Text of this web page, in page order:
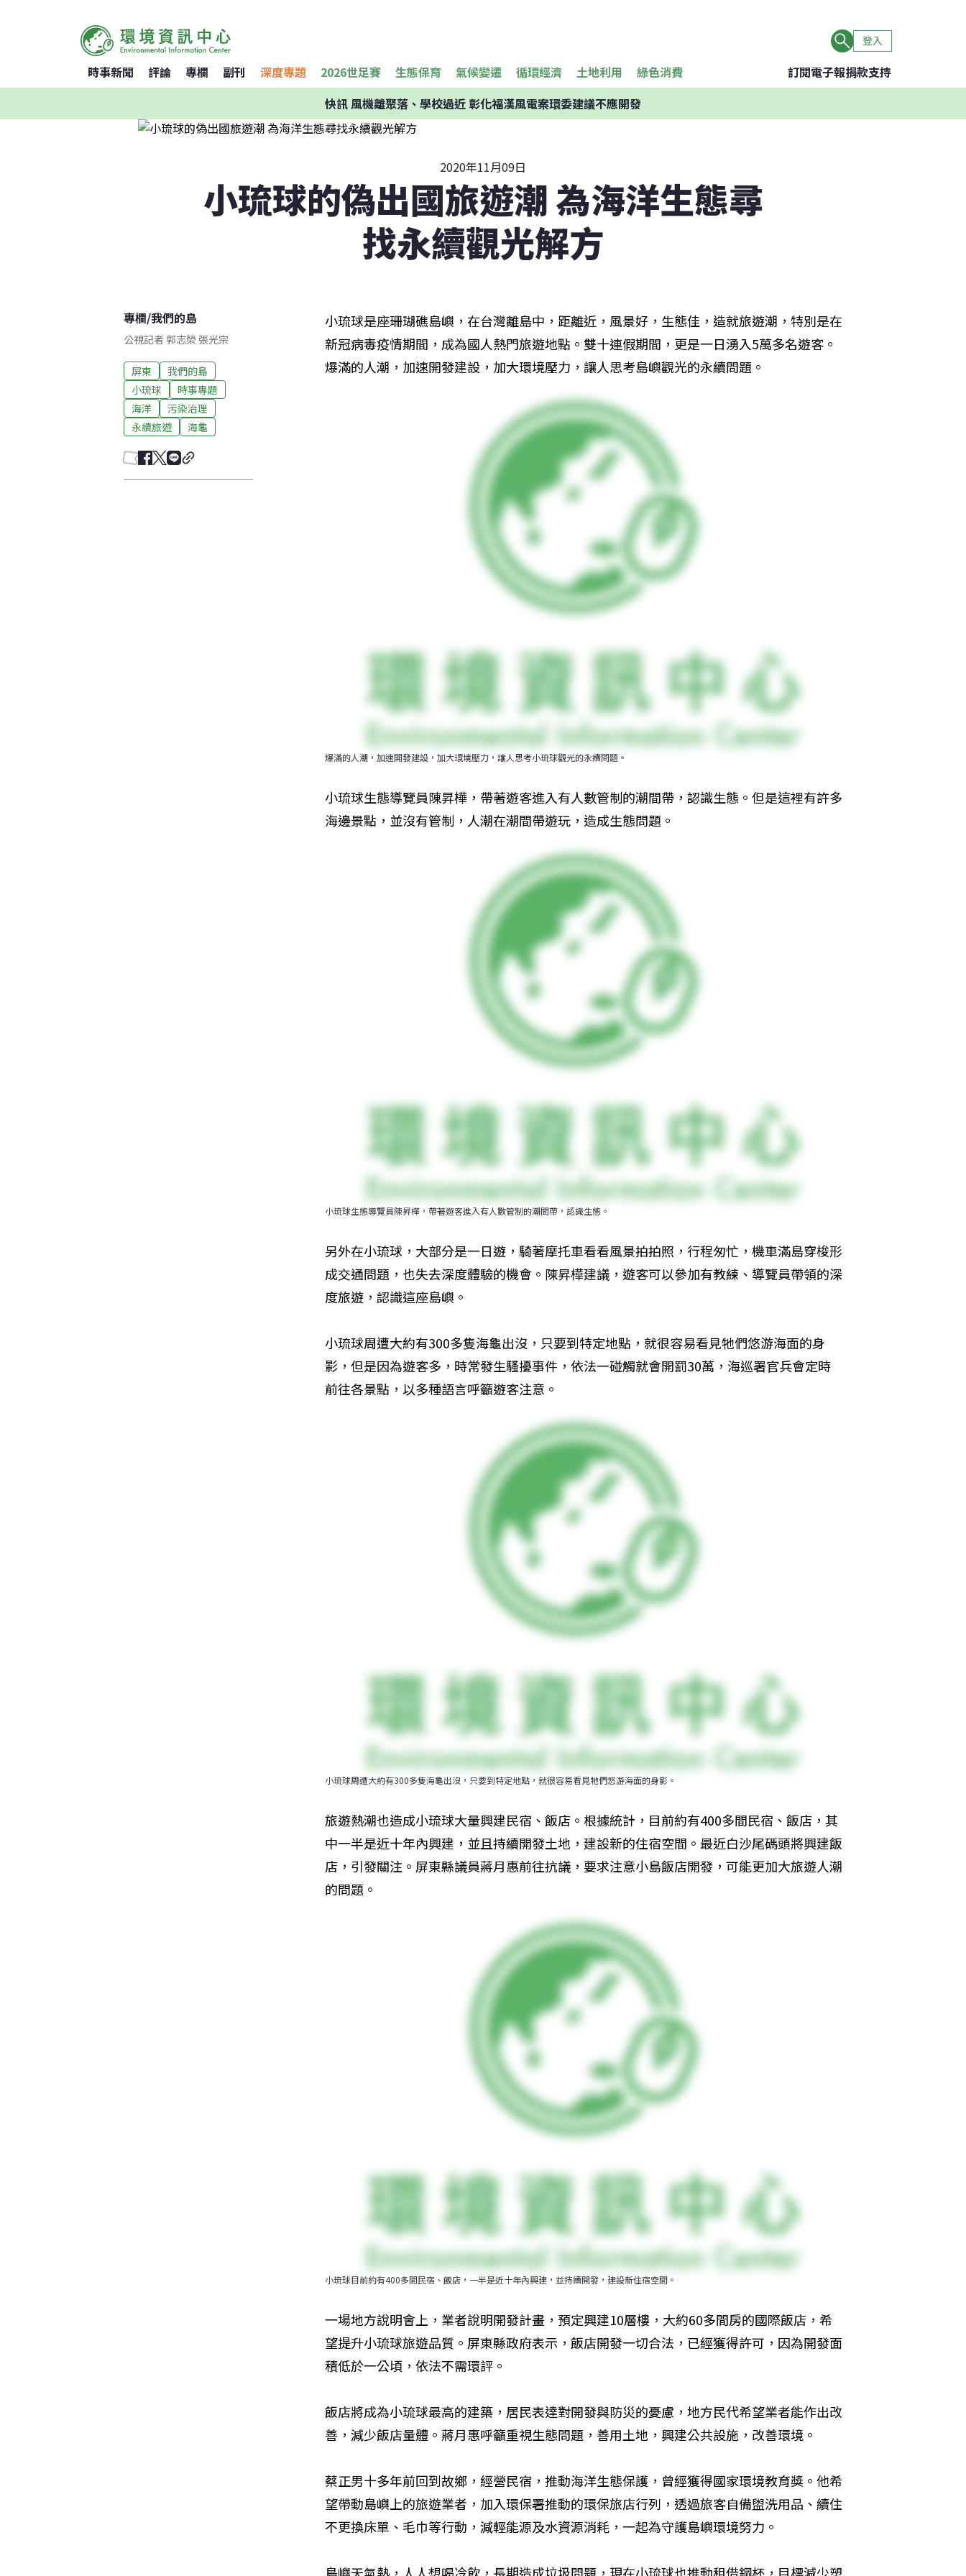
登入
時事新聞 評論 專欄 副刊 深度專題 2026世足賽 生態保育 氣候變遷 循環經濟 土地利用 綠色消費 訂閱電子報捐款支持
快訊風機離聚落、學校過近 彰化福漢風電案環委建議不應開發
2020年11月09日
小琉球的偽出國旅遊潮 為海洋生態尋
找永續觀光解方
專欄/我們的島
公視記者 郭志榮 張光宗
屏東
我們的島
小琉球
時事專題
海洋
污染治理
永續旅遊
海龜
小琉球是座珊瑚礁島嶼，在台灣離島中，距離近，風景好，生態佳，造就旅遊潮，特別是在
新冠病毒疫情期間，成為國人熱門旅遊地點。雙十連假期間，更是一日湧入5萬多名遊客。
爆滿的人潮，加速開發建設，加大環境壓力，讓人思考島嶼觀光的永續問題。
爆滿的人潮，加速開發建設，加大環境壓力，讓人思考小琉球觀光的永續問題。
小琉球生態導覽員陳昇樺，帶著遊客進入有人數管制的潮間帶，認識生態。但是這裡有許多
海邊景點，並沒有管制，人潮在潮間帶遊玩，造成生態問題。
小琉球生態導覽員陳昇樺，帶著遊客進入有人數管制的潮間帶，認識生態。
另外在小琉球，大部分是一日遊，騎著摩托車看看風景拍拍照，行程匆忙，機車滿島穿梭形
成交通問題，也失去深度體驗的機會。陳昇樺建議，遊客可以參加有教練、導覽員帶領的深
度旅遊，認識這座島嶼。
小琉球周遭大約有300多隻海龜出沒，只要到特定地點，就很容易看見牠們悠游海面的身
影，但是因為遊客多，時常發生騷擾事件，依法一碰觸就會開罰30萬，海巡署官兵會定時
前往各景點，以多種語言呼籲遊客注意。
小琉球周遭大約有300多隻海龜出沒，只要到特定地點，就很容易看見牠們悠游海面的身影。
旅遊熱潮也造成小琉球大量興建民宿、飯店。根據統計，目前約有400多間民宿、飯店，其
中一半是近十年內興建，並且持續開發土地，建設新的住宿空間。最近白沙尾碼頭將興建飯
店，引發關注。屏東縣議員蔣月惠前往抗議，要求注意小島飯店開發，可能更加大旅遊人潮
的問題。
小琉球目前約有400多間民宿、飯店，一半是近十年內興建，並持續開發，建設新住宿空間。
一場地方說明會上，業者說明開發計畫，預定興建10層樓，大約60多間房的國際飯店，希
望提升小琉球旅遊品質。屏東縣政府表示，飯店開發一切合法，已經獲得許可，因為開發面
積低於一公頃，依法不需環評。
飯店將成為小琉球最高的建築，居民表達對開發與防災的憂慮，地方民代希望業者能作出改
善，減少飯店量體。蔣月惠呼籲重視生態問題，善用土地，興建公共設施，改善環境。
蔡正男十多年前回到故鄉，經營民宿，推動海洋生態保護，曾經獲得國家環境教育獎。他希
望帶動島嶼上的旅遊業者，加入環保署推動的環保旅店行列，透過旅客自備盥洗用品、續住
不更換床單、毛巾等行動，減輕能源及水資源消耗，一起為守護島嶼環境努力。